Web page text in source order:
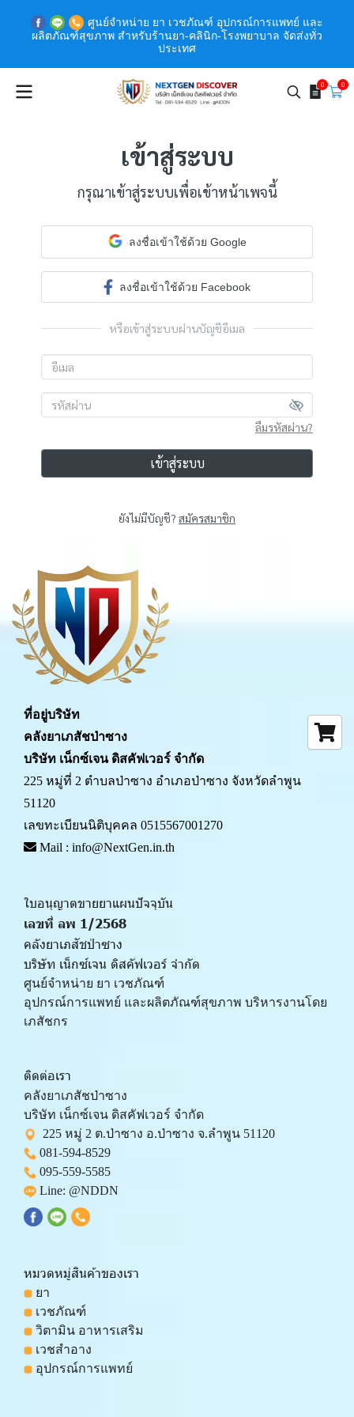
ศูนย์จำหน่าย ยา เวชภัณฑ์ อุปกรณ์การแพทย์ และ
ผลิตภัณฑ์สุขภาพ สำหรับร้านยา-คลินิก-โรงพยาบาล จัดส่งทั่ว
ประเทศ
0 0
เข้าสู่ระบบ
กรุณาเข้าสู่ระบบเพื่อเข้าหน้าเพจนี้
ลงชื่อเข้าใช้ด้วย Google
ลงชื่อเข้าใช้ด้วย Facebook
หรือเข้าสู่ระบบผ่านบัญชีอีเมล
ลืมรหัสผ่าน?
เข้าสู่ระบบ
ยังไม่มีบัญชี? สมัครสมาชิก
ที่อยู่บริษัท
คลังยาเภสัชป่าซาง
บริษัท เน็กซ์เจน ดิสคัฟเวอร์ จำกัด
225 หมู่ที่ 2 ตำบลป่าซาง อำเภอป่าซาง จังหวัดลำพูน
51120
เลขทะเบียนนิติบุคคล 0515567001270
Mail : info@NextGen.in.th
ใบอนุญาตขายยาแผนปัจจุบัน
เลขที่ ลพ 1/2568
คลังยาเภสัชป่าซาง
บริษัท เน็กซ์เจน ดิสคัฟเวอร์ จำกัด
ศูนย์จำหน่าย ยา เวชภัณฑ์
﻿อุปกรณ์การแพทย์ และผลิตภัณฑ์สุขภาพ บริหารงานโดย
เภสัชกร
ติดต่อเรา
คลังยาเภสัชป่าซาง
บริษัท เน็กซ์เจน ดิสคัฟเวอร์ จำกัด
225 หมู่ 2 ต.ป่าซาง อ.ป่าซาง จ.ลำพูน 51120
081-594-8529
095-559-5585
Line: @NDDN
หมวดหมู่สินค้าของเรา
ยา
เวชภัณฑ์
วิตามิน อาหารเสริม
เวชสำอาง
อุปกรณ์การแพทย์